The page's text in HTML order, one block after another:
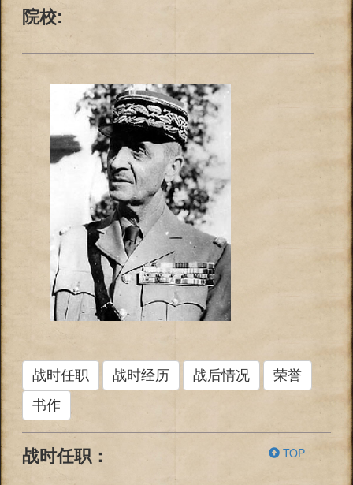
院校:
战时任职 战时经历 战后情况
荣誉
书作
战时任职： TOP